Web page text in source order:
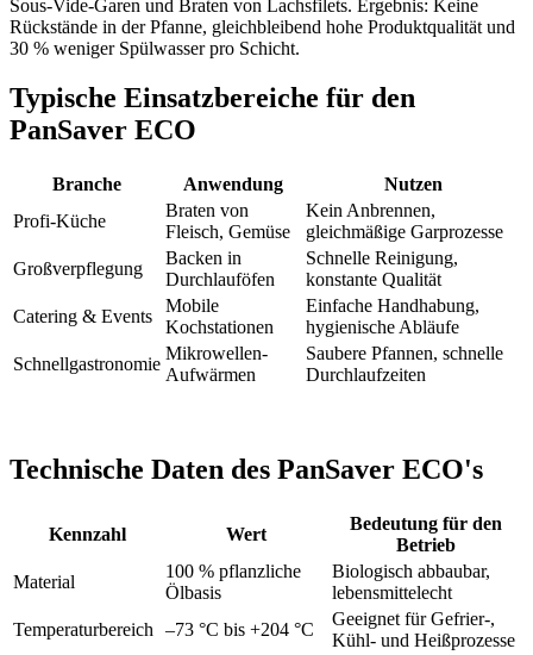
Sous-Vide-Garen und Braten von Lachsfilets. Ergebnis: Keine
Rückstände in der Pfanne, gleichbleibend hohe Produkt­qualität und
30 % weniger Spülwasser pro Schicht.
Typische Einsatzbereiche für den
PanSaver ECO
Branche Anwendung
Nutzen
Profi-Küche
Braten von
Fleisch, Gemüse
Kein Anbrennen,
gleichmäßige Garprozesse
Großverpflegung
Backen in
Durchlauföfen
Schnelle Reinigung,
konstante Qualität
Catering & Events
Mobile
Kochstationen
Einfache Handhabung,
hygienische Abläufe
Schnellgastronomie
Mikrowellen-
Aufwärmen
Saubere Pfannen, schnelle
Durchlaufzeiten
Technische Daten des PanSaver ECO's
Kennzahl Wert
Bedeutung für den
Betrieb
Material
100 % pflanzliche
Ölbasis
Biologisch abbaubar,
lebensmittelecht
Temperaturbereich
–73 °C bis +204 °C
Geeignet für Gefrier-,
Kühl- und Heißprozesse